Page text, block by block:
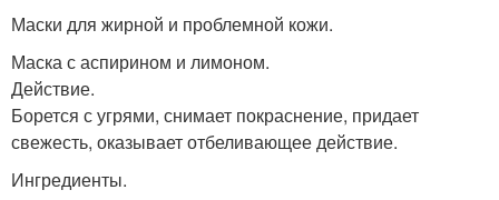
Маски для жирной и проблемной кожи.
Маска с аспирином и лимоном.
Действие.
Борется с угрями, снимает покраснение, придает
свежесть, оказывает отбеливающее действие.
Ингредиенты.